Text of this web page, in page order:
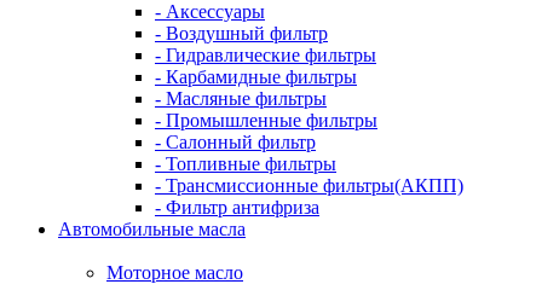
- Аксессуары
- Воздушный фильтр
- Гидравлические фильтры
- Карбамидные фильтры
- Масляные фильтры
- Промышленные фильтры
- Салонный фильтр
- Топливные фильтры
- Трансмиссионные фильтры(АКПП)
- Фильтр антифриза
Автомобильные масла
Моторное масло